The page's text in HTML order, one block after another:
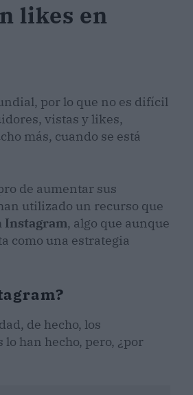
likes en
por lo que no es difícil
vistas y likes,
más, cuando se está
de aumentar sus
utilizado un recurso que
Instagram, algo que aunque
como una estrategia
de hecho, los
han hecho, pero, ¿por